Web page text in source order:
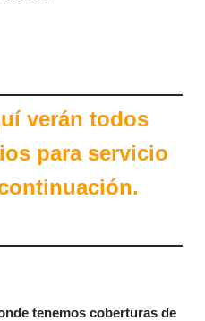
verán todos
para servicio
.
tenemos coberturas de